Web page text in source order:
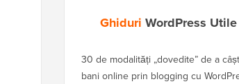
Ghiduri WordPress Utile
30 de modalități „dovedite” de a
bani online prin blogging cu